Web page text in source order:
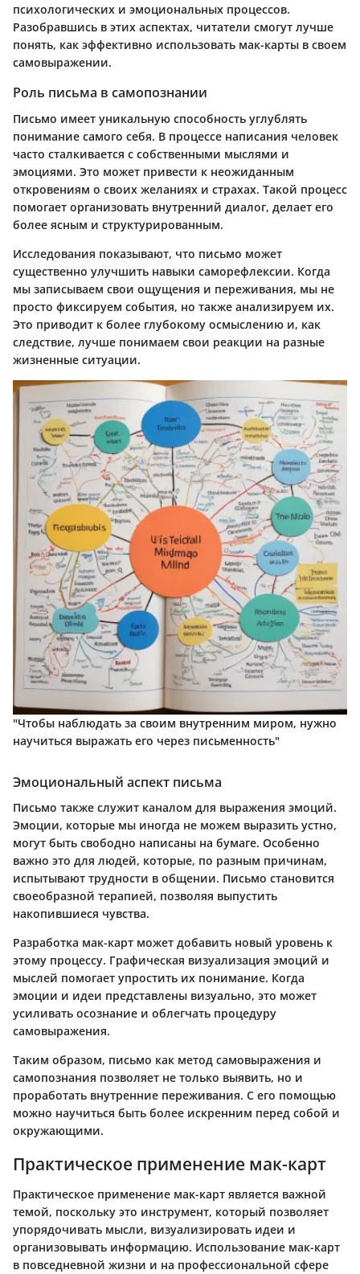
психологических и эмоциональных процессов.
Разобравшись в этих аспектах, читатели смогут лучше
понять, как эффективно использовать мак-карты в своем
самовыражении.
Роль письма в самопознании
Письмо имеет уникальную способность углублять
понимание самого себя. В процессе написания человек
часто сталкивается с собственными мыслями и
эмоциями. Это может привести к неожиданным
откровениям о своих желаниях и страхах. Такой процесс
помогает организовать внутренний диалог, делает его
более ясным и структурированным.
Исследования показывают, что письмо может
существенно улучшить навыки саморефлексии. Когда
мы записываем свои ощущения и переживания, мы не
просто фиксируем события, но также анализируем их.
Это приводит к более глубокому осмыслению и, как
следствие, лучше понимаем свои реакции на разные
жизненные ситуации.
"Чтобы наблюдать за своим внутренним миром, нужно
научиться выражать его через письменность"
Эмоциональный аспект письма
Письмо также служит каналом для выражения эмоций.
Эмоции, которые мы иногда не можем выразить устно,
могут быть свободно написаны на бумаге. Особенно
важно это для людей, которые, по разным причинам,
испытывают трудности в общении. Письмо становится
своеобразной терапией, позволяя выпустить
накопившиеся чувства.
Разработка мак-карт может добавить новый уровень к
этому процессу. Графическая визуализация эмоций и
мыслей помогает упростить их понимание. Когда
эмоции и идеи представлены визуально, это может
усиливать осознание и облегчать процедуру
самовыражения.
Таким образом, письмо как метод самовыражения и
самопознания позволяет не только выявить, но и
проработать внутренние переживания. С его помощью
можно научиться быть более искренним перед собой и
окружающими.
Практическое применение мак-карт
Практическое применение мак-карт является важной
темой, поскольку это инструмент, который позволяет
упорядочивать мысли, визуализировать идеи и
организовывать информацию. Использование мак-карт
в повседневной жизни и на профессиональной сфере